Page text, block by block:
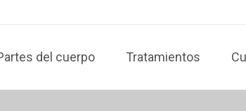
del cuerpo Tratamientos